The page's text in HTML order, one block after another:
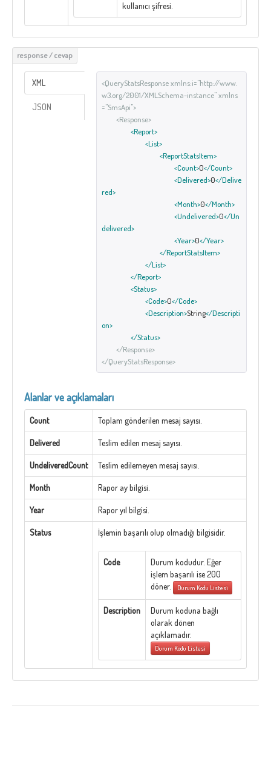
kullanıcı şifresi.
XML
JSON
<QueryStatsResponse xmlns:i="http://www.
w3.org/2001/XMLSchema-instance" xmlns
="SmsApi">
<Response>
<Report>
<List>
<ReportStatsItem>
<Count>0</Count>
<Delivered>0</Delive
red>
<Month>0</Month>
<Undelivered>0</Un
delivered>
<Year>0</Year>
</ReportStatsItem>
</List>
</Report>
<Status>
<Code>0</Code>
<Description>String</Descripti
on>
</Status>
</Response>
</QueryStatsResponse>
Alanlar ve açıklamaları
Count Toplam gönderilen mesaj sayısı.
Delivered Teslim edilen mesaj sayısı.
UndeliveredCount Teslim edilemeyen mesaj sayısı.
Month Rapor ay bilgisi.
Year Rapor yıl bilgisi.
Status İşlemin başarılı olup olmadığı bilgisidir.
Code
Durum kodudur. Eğer
işlem başarılı ise 200
döner.
Durum Kodu Listesi
Description
Durum koduna bağlı
olarak dönen
açıklamadır.
Durum Kodu Listesi